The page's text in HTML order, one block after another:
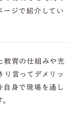
ージで紹介してい
育の仕組みや充
言ってデメリッ
身で現場を通し